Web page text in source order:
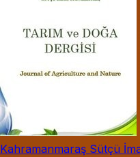
Kahramanmaraş Sütçü